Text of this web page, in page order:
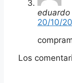
20/10/
Los